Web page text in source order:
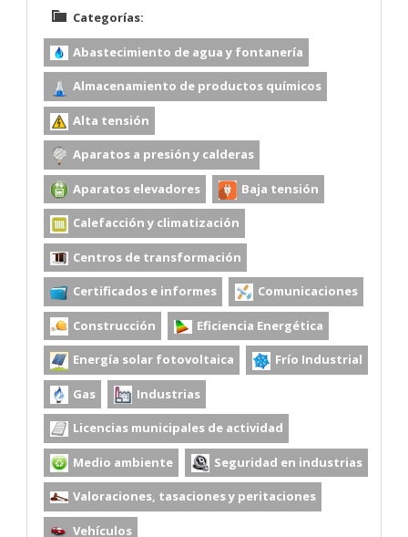
Categorías:
Abastecimiento de agua y fontanería
Almacenamiento de productos químicos
Alta tensión
Aparatos a presión y calderas
Aparatos elevadores Baja tensión
Calefacción y climatización
Centros de transformación
Certificados e informes Comunicaciones
Construcción Eficiencia Energética
Energía solar fotovoltaica Frío Industrial
Gas Industrias
Licencias municipales de actividad
Medio ambiente Seguridad en industrias
Valoraciones, tasaciones y peritaciones
Vehículos